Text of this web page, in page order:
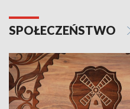
SPOŁECZEŃSTWO